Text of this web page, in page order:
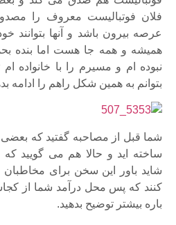
فلان فوتبالیست معروف را
عرصه بیرون باشد و آنها بتوانند
همیشه و همه جا هست اما بنده
نبوده ام و مسیرم را با خانواده
بتوانم به همین شکل راهم را ادامه
شما قبل از مصاحبه گفتید که بعضی
ساخته اید و حالا هم می گویید که
شاید باور این سخن برای
کنند که پس محل درآمد شما از
باره بیشتر توضیح بدهید.